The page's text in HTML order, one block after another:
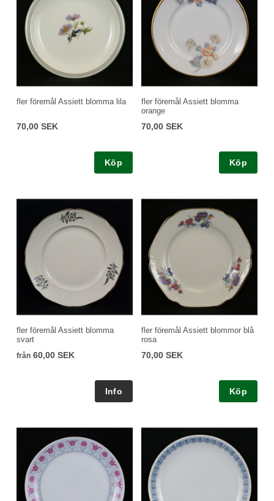
fler föremål Assiett blomma lila
70,00 SEK
Köp
fler föremål Assiett blomma
orange
70,00 SEK
Köp
fler föremål Assiett blomma
svart
från 60,00 SEK
fler föremål Assiett blommor blå
rosa
70,00 SEK
Köp